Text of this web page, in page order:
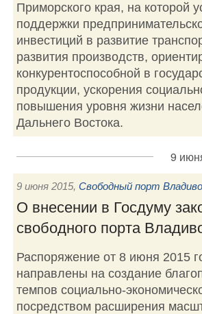
Приморского края, на которой
поддержки
инвестиций в развитие
развития производств,
конкурентоспособной в
продукции, ускорения
повышения уровня жизни
Дальнего Востока.
9
9 июня 2015, Свободный порт
О внесении в Госдуму
свободного порта
Распоряжение от 8 июня 2015
направлены на создание
темпов социально-
посредством расширения